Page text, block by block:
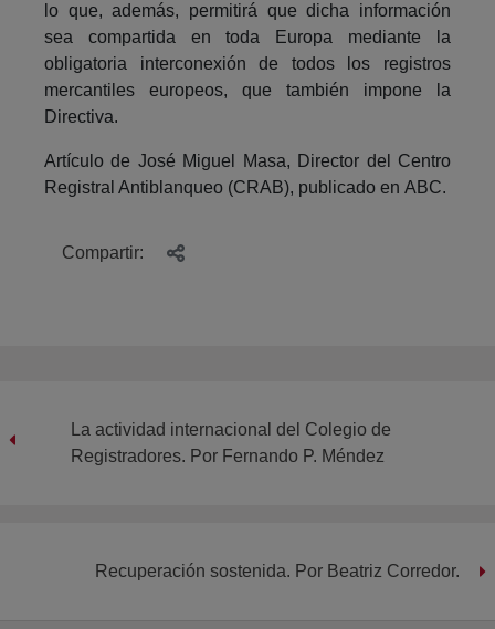
lo que, además, permitirá que dicha información
sea compartida en toda Europa mediante la
obligatoria interconexión de todos los registros
mercantiles europeos, que también impone la
Directiva.
Artículo de José Miguel Masa, Director del Centro
Registral Antiblanqueo (CRAB), publicado en ABC.
Compartir:
La actividad internacional del Colegio de
Registradores. Por Fernando P. Méndez
Recuperación sostenida. Por Beatriz Corredor.